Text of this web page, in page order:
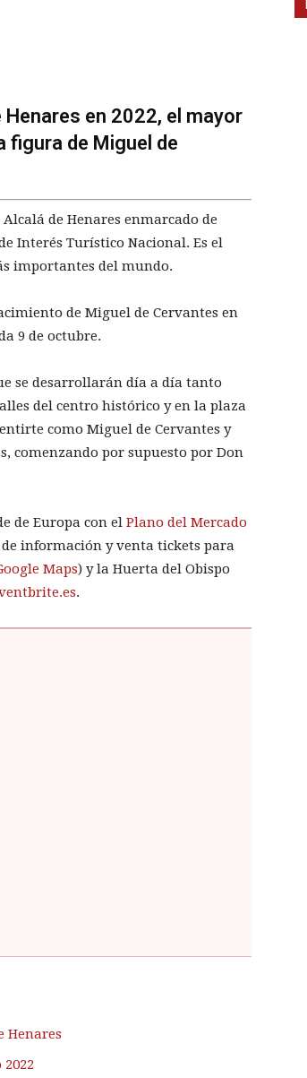
en 2022, el mayor
figura de Miguel de
de Henares enmarcado de
Interés Turístico Nacional. Es el
importantes del mundo.
de Miguel de Cervantes en
9 de octubre.
se desarrollarán día a día tanto
del centro histórico y en la plaza
como Miguel de Cervantes y
comenzando por supuesto por Don
de Europa con el Plano del Mercado
información y venta tickets para
Maps) y la Huerta del Obispo
.
Henares